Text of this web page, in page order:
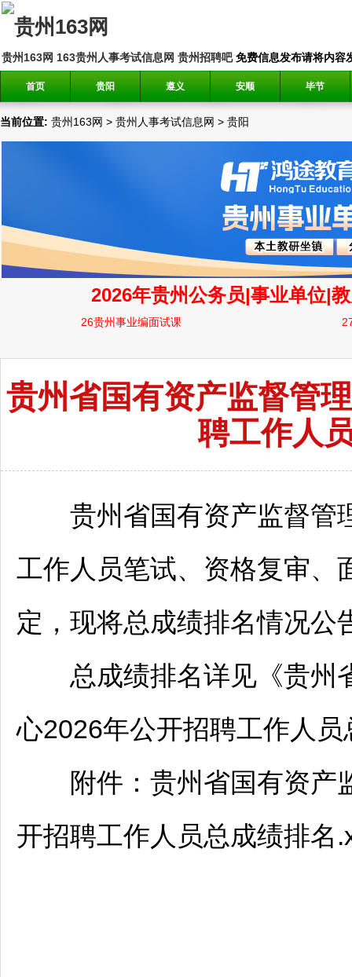
贵州163网 163贵州人事考试信息网 贵州招聘吧免费信息发布请将内容
首页 贵阳 遵义 安顺 毕节
当前位置: 贵州163网 > 贵州人事考试信息网 > 贵阳
贵州省国有资产监督管
聘工作人
贵州省国有资产监督管
工作人员笔试、资格复审、
定，现将总成绩排名情况公
总成绩排名详见《贵州
心2026年公开招聘工作人员
附件：贵州省国有资产
开招聘工作人员总成绩排名